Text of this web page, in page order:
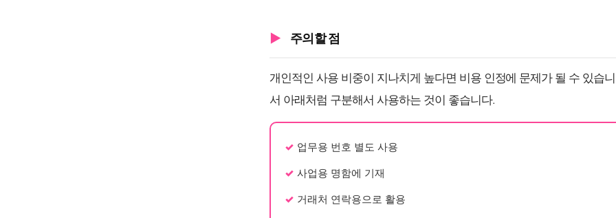
주의할 점
개인적인 사용 비중이 지나치게 높다면 비용 인정에 문제가 될 수 있습
서 아래처럼 구분해서 사용하는 것이 좋습니다.
업무용 번호 별도 사용
사업용 명함에 기재
거래처 연락용으로 활용